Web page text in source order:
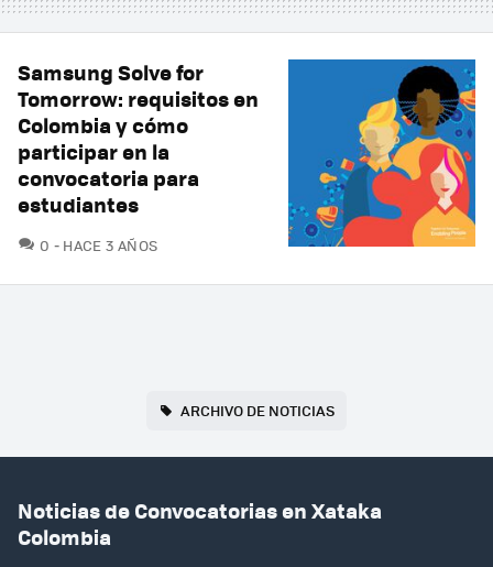
Samsung Solve for
Tomorrow: requisitos en
Colombia y cómo
participar en la
convocatoria para
estudiantes
0 COMENTARIOS
HACE 3 AÑOS
ARCHIVO DE NOTICIAS
Noticias de Convocatorias en Xataka
Colombia